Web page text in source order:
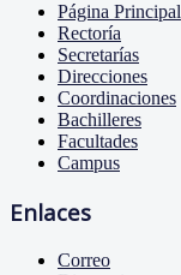
Página Principal
Rectoría
Secretarías
Direcciones
Coordinaciones
Bachilleres
Facultades
Campus
Enlaces
Correo